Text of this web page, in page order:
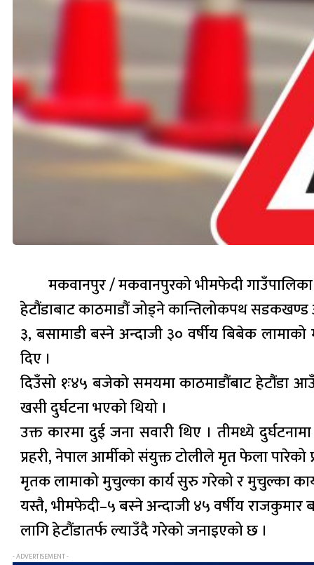
मकवानपुर / मकवानपुरको भीमफेदी
हेटौंडाबाट काठमाडौं जोड्ने कान्तिलोकपथ सडकखण्ड
३, बसामाडी बस्ने अन्दाजी ३० वर्षीय बिबेक
दिए ।
दिउँसो १ः४५ बजेको समयमा काठमाडौंबाट हेटौंडा
खसी दुर्घटना भएको थियो ।
उक्त कारमा दुई जना सवारी थिए । तीमध्ये
प्रहरी, नेपाल आर्मीको संयुक्त टोलीले मृत फेला पारेको
मृतक लामाको मुचुल्का कार्य सुरु गरेको र मुचुल्का कार्य
यस्तै, भीमफेदी–५ बस्ने अन्दाजी ४५ वर्षीय
लागि हेटौंडातर्फ ल्याउँदै गरेको जनाइएको छ ।
- ADVERTISEMENT -